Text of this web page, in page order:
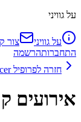
על גוויני
על גוויני צור
התחברותהרשמה
חזרה לפרופיל
אירועים